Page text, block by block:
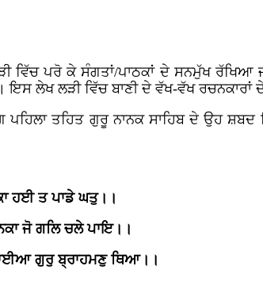
ਵਿੱਚ ਪਰੋ ਕੇ ਸੰਗਤਾਂ/ਪਾਠਕਾਂ ਦੇ ਸਨਮੁੱਖ ਰੱਖਿਆ
ਇਸ ਲੇਖ ਲੜੀ ਵਿੱਚ ਬਾਣੀ ਦੇ ਵੱਖ-ਵੱਖ ਰਚਨਕਾਰਾਂ
ਤਹਿਤ ਗੁਰੂ ਨਾਨਕ ਸਾਹਿਬ ਦੇ ਉਹ ਸ਼ਬਦ
ਹਈ ਤ ਪਾਡੇ ਘਤੁ।।
ਜੋ ਗਲਿ ਚਲੇ ਪਾਇ।।
ਗੁਰੁ ਬ੍ਰਾਹਮਣੁ ਥਿਆ।।